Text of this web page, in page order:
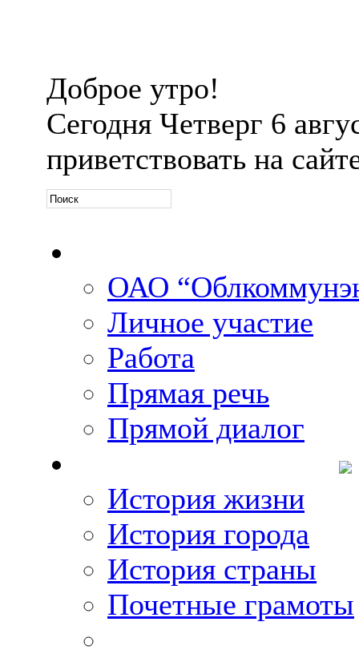
Доброе утро!
Сегодня Четверг 6
приветствовать на
ОАО
Личное участие
Работа
Прямая речь
Прямой диалог
История жизни
История города
История страны
Почетные грамоты